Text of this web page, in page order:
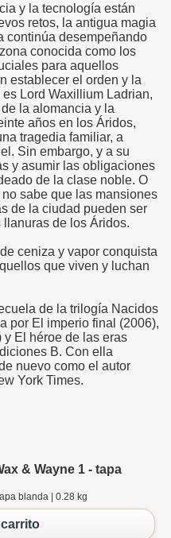
y la tecnología están
retos, la antigua magia
continúa desempeñando
conocida como los
para aquellos
establecer el orden y la
Lord Waxillium Ladrian,
la alomancia y la
años en los Áridos,
tragedia familiar, a
Sin embargo, y a su
y asumir las obligaciones
de la clase noble. O
sabe que las mansiones
de la ciudad pueden ser
de los Áridos.
ceniza y vapor conquista
que viven y luchan
de la trilogía Nacidos
por El imperio final (2006),
y El héroe de las eras
B. Con ella
nuevo como el autor
York Times.
& Wayne 1 - tapa
blanda | 0.28 kg